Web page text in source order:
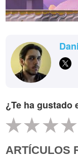
¿Te ha gustado
ARTÍCULOS